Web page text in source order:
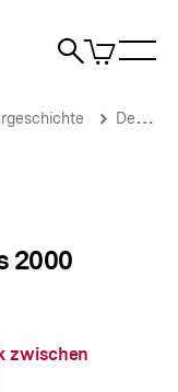
Suche
Artikel
im
Deutschland-Chronik bis 2000
2000
zwischen